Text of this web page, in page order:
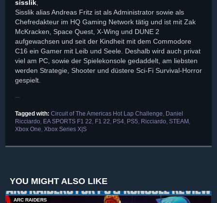
sisslik
Sisslik alias Andreas Fritz ist als Administrator sowie als
Chefredakteur im HQ Gaming Network tätig und ist mit Zak
McKracken, Space Quest, X-Wing und DUNE 2
aufgewachsen und seit der Kindheit mit dem Commodore
C16 ein Gamer mit Leib und Seele. Deshalb wird auch privat
viel am PC, sowie der Spielekonsole gedaddelt, am liebsten
werden Strategie, Shooter und düstere Sci-Fi Survival-Horror
gespielt.
Tagged with: Circuit of The Americas Hot Lap Challenge Daniel
Ricciardo EA SPORTS F1 22 F1 22 PS4 PS5 Ricciardo STEAM
Xbox One Xbox Series X|S
YOU MIGHT ALSO LIKE
ARC RAIDERS